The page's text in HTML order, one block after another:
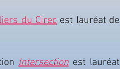
du Cirec est lauréat de
Intersection est lauréat